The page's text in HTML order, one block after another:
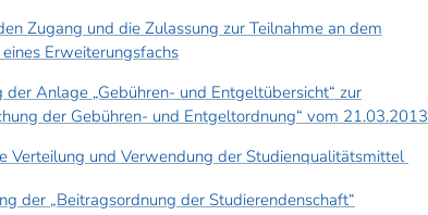
Zugang und die Zulassung zur Teilnahme an dem
Erweiterungsfachs
Anlage „Gebühren- und Entgeltübersicht“ zur
der Gebühren- und Entgeltordnung“ vom 21.03.2013
Verteilung und Verwendung der Studienqualitätsmittel
der „Beitragsordnung der Studierendenschaft“